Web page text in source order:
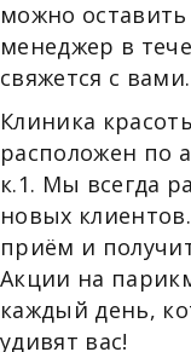
можно
менеджер в
свяжется с вами.
Клиника
расположен по
к.1. Мы всегда
новых
приём и
Акции на
каждый день,
удивят вас!